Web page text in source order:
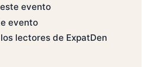
evento
evento
lectores de ExpatDen